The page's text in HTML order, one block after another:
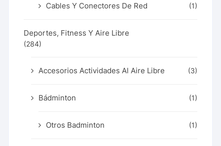
Cables Y Conectores De Red (1)
Deportes, Fitness Y Aire Libre
(284)
Accesorios Actividades Al Aire Libre (3)
Bádminton (1)
Otros Badminton (1)